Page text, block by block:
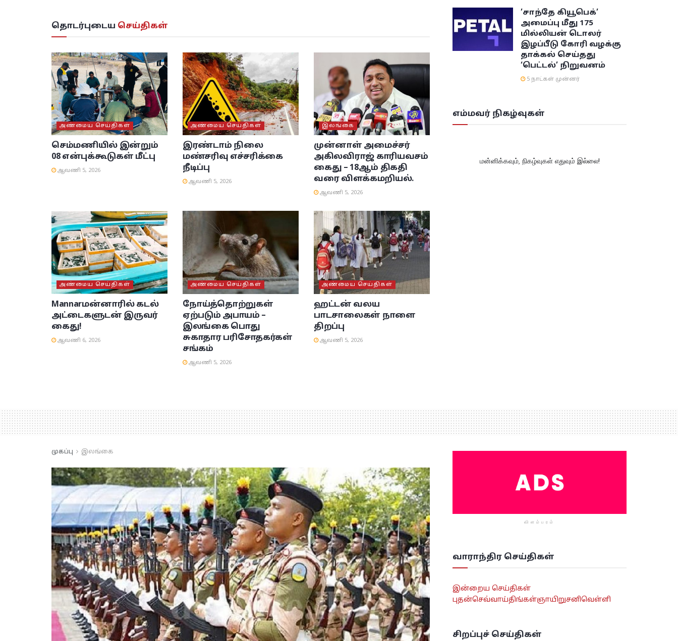
தொடர்புடைய செய்திகள்
அண்மைய செய்திகள்
செம்மணியில் இன்றும்
08 என்புக்கூடுகள் மீட்பு
ஆவணி 5, 2026
அண்மைய செய்திகள்
இரண்டாம் நிலை
மண்சரிவு எச்சரிக்கை
நீடிப்பு
ஆவணி 5, 2026
இலங்கை
முன்னாள் அமைச்சர்
அகிலவிராஜ் காரியவசம்
கைது – 18ஆம் திகதி
வரை விளக்கமறியல்.
ஆவணி 5, 2026
அண்மைய செய்திகள்
Mannarமன்னாரில் கடல்
அட்டைகளுடன் இருவர்
கைது!
ஆவணி 6, 2026
அண்மைய செய்திகள்
நோய்த்தொற்றுகள்
ஏற்படும் அபாயம் –
இலங்கை பொது
சுகாதார பரிசோதகர்கள்
சங்கம்
ஆவணி 5, 2026
அண்மைய செய்திகள்
ஹட்டன் வலய
பாடசாலைகள் நாளை
திறப்பு
ஆவணி 5, 2026
’சாந்தே கியூபெக்’
அமைப்பு மீது 175
மில்லியன் டொலர்
இழப்பீடு கோரி வழக்கு
தாக்கல் செய்தது
‘பெட்டல்’ நிறுவனம்
5 நாட்கள் முன்னர்
எம்மவர் நிகழ்வுகள்
மன்னிக்கவும், நிகழ்வுகள் எதுவும் இல்லை!
முகப்பு இலங்கை
விளம்பரம்
வாராந்திர செய்திகள்
இன்றைய செய்திகள்
புதன்செவ்வாய்திங்கள்ஞாயிறுசனிவெள்ளி
சிறப்புச் செய்திகள்